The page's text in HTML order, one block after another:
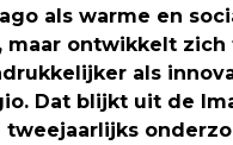
als warme en
maar ontwikkelt
als
Dat blijkt uit de
tweejaarlijks